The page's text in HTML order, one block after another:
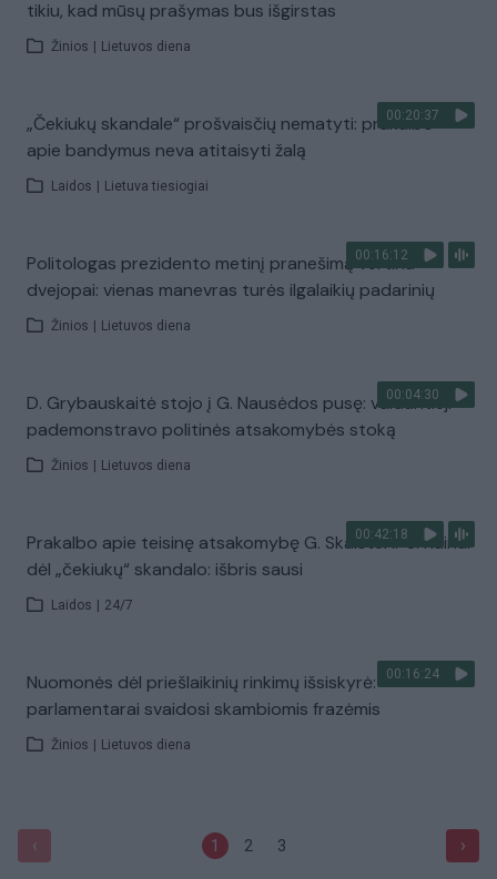
tikiu, kad mūsų prašymas bus išgirstas
Žinios | Lietuvos diena
00:20:37
„Čekiukų skandale“ prošvaisčių nematyti: prakalbo
apie bandymus neva atitaisyti žalą
Laidos | Lietuva tiesiogiai
00:16:12
Politologas prezidento metinį pranešimą vertina
dvejopai: vienas manevras turės ilgalaikių padarinių
Žinios | Lietuvos diena
00:04:30
D. Grybauskaitė stojo į G. Nausėdos pusę: valdantieji
pademonstravo politinės atsakomybės stoką
Žinios | Lietuvos diena
00:42:18
Prakalbo apie teisinę atsakomybę G. Skaistei ir S. Kairiui
dėl „čekiukų“ skandalo: išbris sausi
Laidos | 24/7
00:16:24
Nuomonės dėl priešlaikinių rinkimų išsiskyrė:
parlamentarai svaidosi skambiomis frazėmis
Žinios | Lietuvos diena
‹ 1 2 3 ›